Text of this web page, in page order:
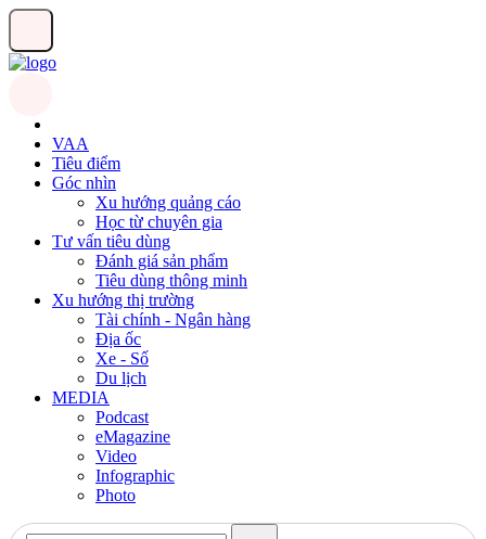
VAA
Tiêu điểm
Góc nhìn
Xu hướng quảng cáo
Học từ chuyên gia
Tư vấn tiêu dùng
Đánh giá sản phẩm
Tiêu dùng thông minh
Xu hướng thị trường
Tài chính - Ngân hàng
Địa ốc
Xe - Số
Du lịch
MEDIA
Podcast
eMagazine
Video
Infographic
Photo